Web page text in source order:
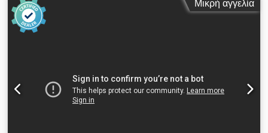
75 kW Πίεση: 12,75 bar Παραγωγή: 15,50 m3/λεπτό Έτος
κατασκευής: 2018 Crsdpfx Ajzp Urwef Dof Ώρες λειτουργίας:
43.309
Μικρή αγγελία